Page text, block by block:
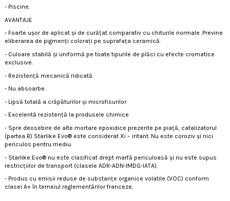
- Piscine.
AVANTAJE
- Foarte uşor de aplicat şi de curăţat comparativ cu chiturile normale. Previne
eliberarea de pigmenți colorați pe suprafața ceramică.
- Culoare stabilă şi uniformă pe toate tipurile de plăci cu efecte cromatice
exclusive.
- Rezistenţă mecanică ridicată.
- Nu absoarbe.
- Lipsă totală a crăpăturilor şi microfisurilor
- Excelentă rezistenţă la produsele chimice
- Spre deosebire de alte mortare epoxidice prezente pe piață, catalizatorul
(partea B) Starlike Evo® este considerat Xi – iritant. Nu este coroziv și nici
periculos pentru mediu.
- Starlike Evo® nu este clasificat drept marfă periculoasă și nu este supus
restricțiilor de transport (clasele ADR-ADN-IMDG-IATA).
- Produs cu emisii reduse de substanțe organice volatile (VOC) conform
clasei A+ în temeiul reglementărilor franceze.